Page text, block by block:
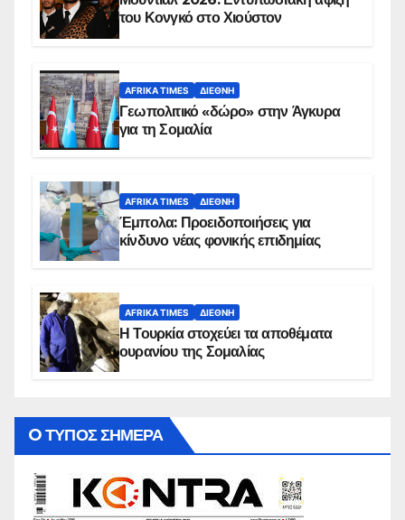
του Κονγκό στο Χιούστον
AFRIKA TIMES ΔΙΕΘΝΉ
Γεωπολιτικό «δώρο» στην Άγκυρα
για τη Σομαλία
AFRIKA TIMES ΔΙΕΘΝΉ
Έμπολα: Προειδοποιήσεις για
κίνδυνο νέας φονικής επιδημίας
AFRIKA TIMES ΔΙΕΘΝΉ
Η Τουρκία στοχεύει τα αποθέματα
ουρανίου της Σομαλίας
O ΤΥΠΟΣ ΣΗΜΕΡΑ